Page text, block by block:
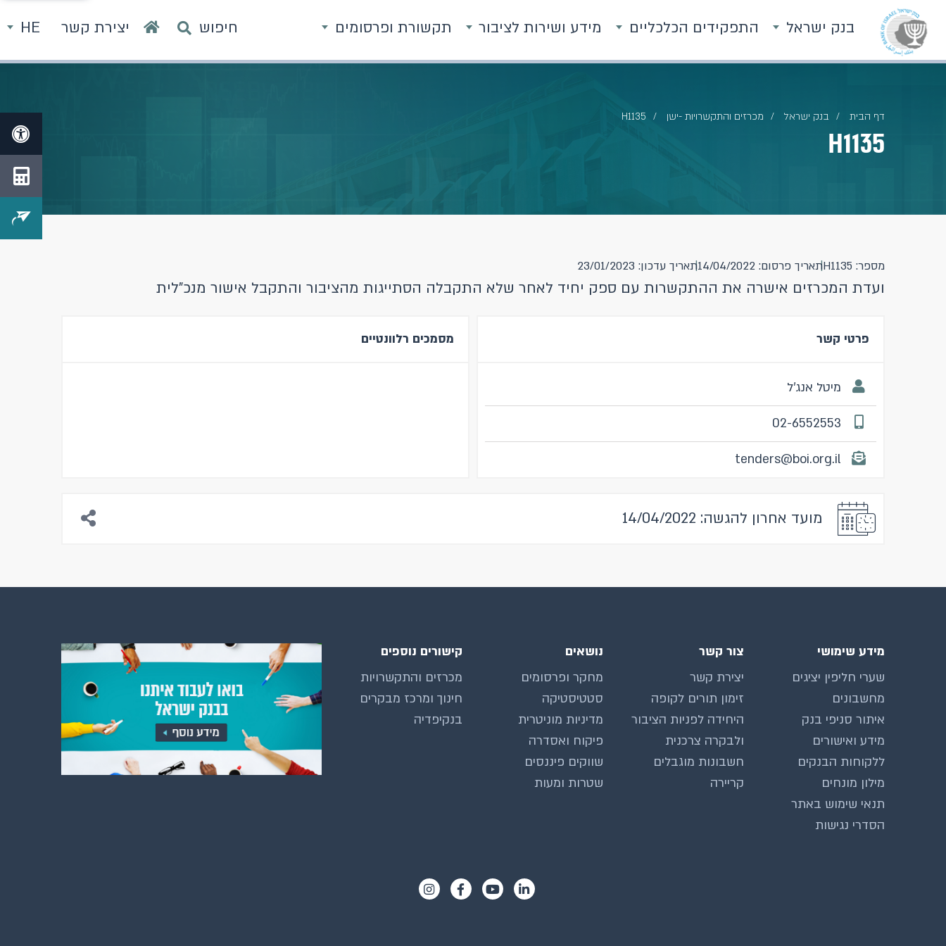
בנק ישראל התפקידים הכלכליים מידע ושירות לציבור תקשורת ופרסומים חיפוש יצירת קשר HE
דף הבית בנק ישראל מכרזים והתקשרויות -ישן H1135
H1135
מספר: H1135 תאריך פרסום: 14/04/2022 תאריך עדכון: 23/01/2023
ועדת המכרזים אישרה את ההתקשרות עם ספק יחיד לאחר שלא התקבלה הסתייגות מהציבור והתקבל אישור מנכ"לית​
פרטי קשר
מיטל אנג'ל
02-6552553
tenders@boi.org.il
מסמכים רלוונטיים
מועד אחרון להגשה: 14/04/2022
מידע שימושי
שערי חליפין יציגים
מחשבונים
איתור סניפי בנק
מידע ואישורים
ללקוחות הבנקים
מילון מונחים
תנאי שימוש באתר
הסדרי נגישות
צור קשר
יצירת קשר
זימון תורים לקופה
היחידה לפניות הציבור
ולבקרה צרכנית
חשבונות מוגבלים
קריירה
נושאים
מחקר ופרסומים
סטטיסטיקה
מדיניות מוניטרית
פיקוח ואסדרה
שווקים פיננסים
שטרות ומעות
קישורים נוספים
מכרזים והתקשרויות
חינוך ומרכז מבקרים
בנקיפדיה